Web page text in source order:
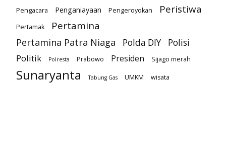
Pengacara Penganiayaan Pengeroyokan Peristiwa
Pertamak Pertamina
Pertamina Patra Niaga Polda DIY
Polisi
Politik
Polresta Prabowo Presiden Sijago merah
Sunaryanta Tabung Gas UMKM wisata